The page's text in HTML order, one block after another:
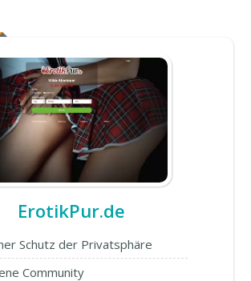
ErotikPur.de
Schutz der Privatsphäre
Community